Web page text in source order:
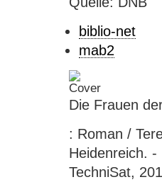
biblio-net
mab2
Die Frauen
: Roman /
Heidenreich. -
TechniSat,